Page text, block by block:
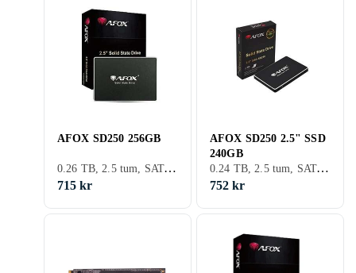
AFOX SD250 256GB
0.26 TB, 2.5 tum, SATA III (6Gb/s)
715 kr
AFOX SD250 2.5" SSD
240GB
0.24 TB, 2.5 tum, SATA III (6Gb/s)
752 kr